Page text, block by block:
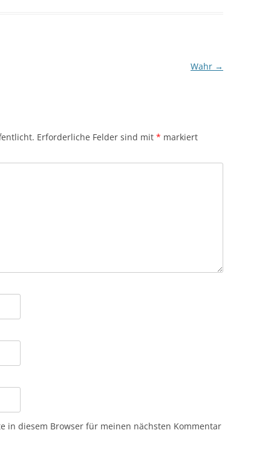
Wahr →
Erforderliche Felder sind mit * markiert
in diesem Browser für meinen nächsten Kommentar